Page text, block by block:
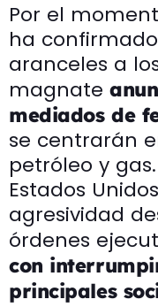
Por el
ha
aranceles a
magnate
mediados de
se centrarán
petróleo y
Estados
agresividad
órdenes
con
principales